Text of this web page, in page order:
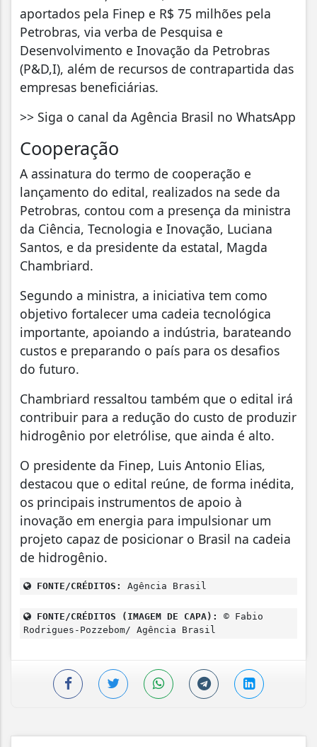
aportados pela Finep e R$ 75 milhões pela
Petrobras, via verba de Pesquisa e
Desenvolvimento e Inovação da Petrobras
(P&D,I), além de recursos de contrapartida das
empresas beneficiárias.
>> Siga o canal da Agência Brasil no WhatsApp
Cooperação
A assinatura do termo de cooperação e
lançamento do edital, realizados na sede da
Petrobras, contou com a presença da ministra
da Ciência, Tecnologia e Inovação, Luciana
Santos, e da presidente da estatal, Magda
Chambriard.
Segundo a ministra, a iniciativa tem como
objetivo fortalecer uma cadeia tecnológica
importante, apoiando a indústria, barateando
custos e preparando o país para os desafios
do futuro.
Chambriard ressaltou também que o edital irá
contribuir para a redução do custo de produzir
hidrogênio por eletrólise, que ainda é alto.
O presidente da Finep, Luis Antonio Elias,
destacou que o edital reúne, de forma inédita,
os principais instrumentos de apoio à
inovação em energia para impulsionar um
projeto capaz de posicionar o Brasil na cadeia
de hidrogênio.
FONTE/CRÉDITOS: Agência Brasil
FONTE/CRÉDITOS (IMAGEM DE CAPA):
© Fabio
Rodrigues-Pozzebom/ Agência Brasil